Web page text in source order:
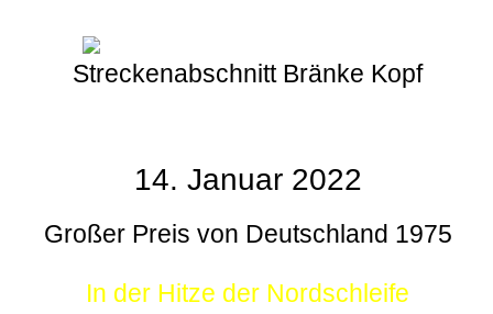
Streckenabschnitt Bränke Kopf
14. Januar 2022
Großer Preis von Deutschland 1975
In der Hitze der Nordschleife